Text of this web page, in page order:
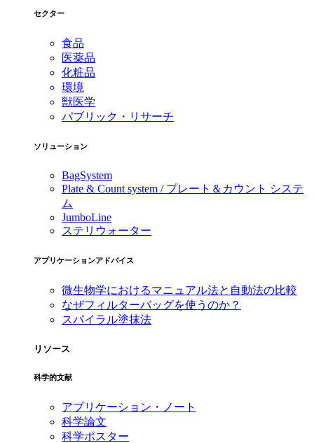
セクター
食品
医薬品
化粧品
環境
獣医学
パブリック・リサーチ
ソリューション
BagSystem
Plate & Count system / プレート＆カウント システ
ム
JumboLine
ステリウォーター
アプリケーションアドバイス
微生物学におけるマニュアル法と自動法の比較
なぜフィルターバッグを使うのか？
スパイラル塗抹法
リソース
科学的文献
アプリケーション・ノート
科学論文
科学ポスター